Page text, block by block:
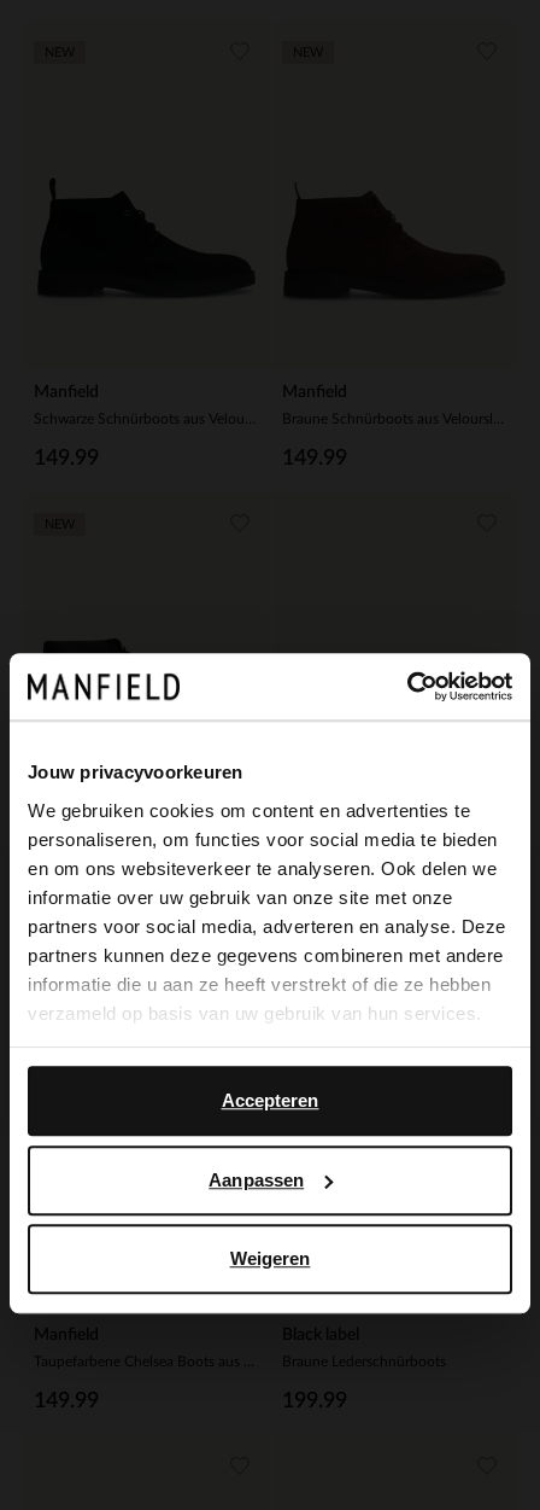
Jouw privacyvoorkeuren
We gebruiken cookies om content en advertenties te
personaliseren, om functies voor social media te bieden
en om ons websiteverkeer te analyseren. Ook delen we
informatie over uw gebruik van onze site met onze
partners voor social media, adverteren en analyse. Deze
partners kunnen deze gegevens combineren met andere
informatie die u aan ze heeft verstrekt of die ze hebben
verzameld op basis van uw gebruik van hun services.
Accepteren
Aanpassen
Weigeren
Manfield
149.99
Manfield
149.99
Manfield
Schwarze Lederboots
149.99
Van Lier
Cognacfarbene Lederschnürboots
199.99
Manfield
149.99
Black label
Braune Lederschnürboots
199.99
×
View this website in English?
It looks like your language isn't Dutch. Would
you like to switch to English?
English